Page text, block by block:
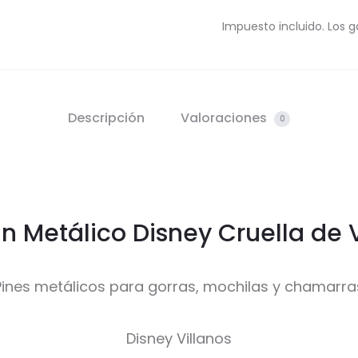
Impuesto incluido. Los
Descripción Valoraciones 0
Metálico Disney Cruella de
metálicos para gorras, mochilas y
Disney Villanos